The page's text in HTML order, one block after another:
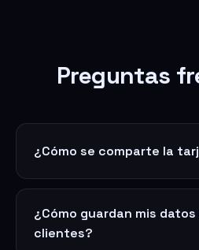
Preguntas
¿Cómo se comparte la
¿Cómo guardan mis
clientes?